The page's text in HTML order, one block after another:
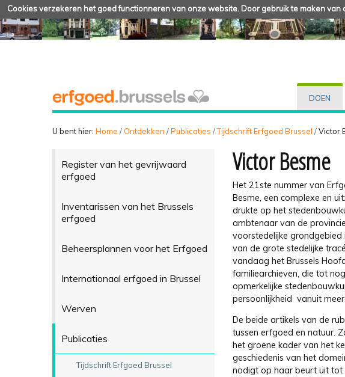
Cookies verzekeren het goed functionneren van onze website. Door gebruik te maken
DOEN
U bent hier: Home / Ontdekken /Publicaties /Tijdschrift Erfgoed Brussel /Victor
Register van het gevrijwaard
erfgoed
Inventarissen van het Brussels
erfgoed
Beheersplannen voor het Erfgoed
Internationaal erfgoed in Brussel
Werven
Publicaties
Tijdschrift Erfgoed Brussel
Victor Besme
Het 21ste nummer van
Besme, een complexe en
drukte op het
ambtenaar van de
voorstedelijke grondgebied
van de grote stedelijke
vandaag het Brussels
familiearchieven, die tot
opmerkelijke
persoonlijkheid vanuit
De beide artikels van de
tussen erfgoed en natuur.
het groene kader van het
geschiedenis van het
nodigt op haar beurt uit tot